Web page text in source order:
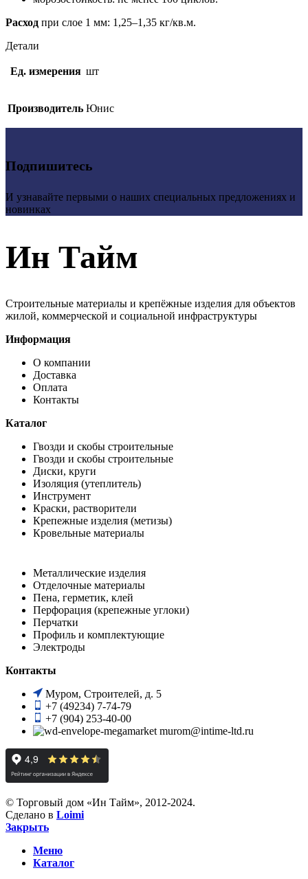
Расход при слое 1 мм: 1,25–1,35 кг/кв.м.
Детали
Ед. измерения шт
Производитель Юнис
Подпишитесь
И узнавайте первыми о наших специальных предложениях и
новинках
Ин Тайм
Строительные материалы и крепёжные изделия для объектов
жилой, коммерческой и социальной инфраструктуры
Информация
О компании
Доставка
Оплата
Контакты
Каталог
Гвозди и скобы строительные
Гвозди и скобы строительные
Диски, круги
Изоляция (утеплитель)
Инструмент
Краски, растворители
Крепежные изделия (метизы)
Кровельные материалы
Металлические изделия
Отделочные материалы
Пена, герметик, клей
Перфорация (крепежные углоки)
Перчатки
Профиль и комплектующие
Электроды
Контакты
Муром, Строителей, д. 5
+7 (49234) 7-74-79
+7 (904) 253-40-00
murom@intime-ltd.ru
© Торговый дом «Ин Тайм», 2012-2024.
Сделано в Loimi
Закрыть
Меню
Каталог